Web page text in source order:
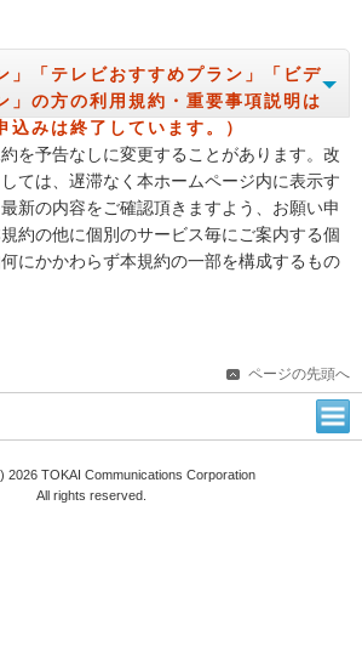
」「テレビおすすめプラン」「ビデ
」の方の利用規約・重要事項説明は
込みは終了しています。）
を予告なしに変更することがあります。改
ては、遅滞なく本ホームページ内に表示す
新の内容をご確認頂きますよう、お願い申
約の他に個別のサービス毎にご案内する個
にかかわらず本規約の一部を構成するもの
ページの先頭へ
2026 TOKAI Communications Corporation
All rights reserved.